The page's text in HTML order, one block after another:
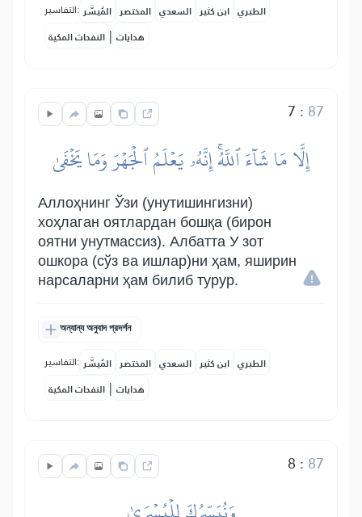
التفاسير: المُيسَّر المختصر السعدي ابن كثير الطبري
النفحات المكية | هدايات
7 : 87
إِلَّا مَا شَآءَ ٱللَّهُۚ إِنَّهُۥ يَعۡلَمُ ٱلۡجَهۡرَ وَمَا يَخۡفَىٰ
Аллоҳнинг Ўзи (унутишингизни)
хоҳлаган оятлардан бошқа (бирон
оятни унутмассиз). Албатта У зот
ошкора (сўз ва ишлар)ни ҳам, яширин
нарсаларни ҳам билиб турур.
অন্যান্য অনুবাদ প্রদর্শন
التفاسير: المُيسَّر المختصر السعدي ابن كثير الطبري
النفحات المكية | هدايات
8 : 87